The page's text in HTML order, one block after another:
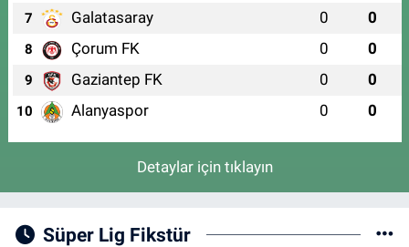
7 Galatasaray 0 0
8 Çorum FK 0 0
9 Gaziantep FK 0 0
10 Alanyaspor 0 0
Detaylar için tıklayın
Süper Lig Fikstür